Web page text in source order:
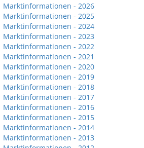
Marktinformationen - 2026
Marktinformationen - 2025
Marktinformationen - 2024
Marktinformationen - 2023
Marktinformationen - 2022
Marktinformationen - 2021
Marktinformationen - 2020
Marktinformationen - 2019
Marktinformationen - 2018
Marktinformationen - 2017
Marktinformationen - 2016
Marktinformationen - 2015
Marktinformationen - 2014
Marktinformationen - 2013